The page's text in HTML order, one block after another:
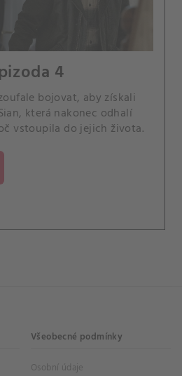
4
bojovat, aby získali
která nakonec odhalí
vstoupila do jejich života.
Všeobecné podmínky
Osobní údaje